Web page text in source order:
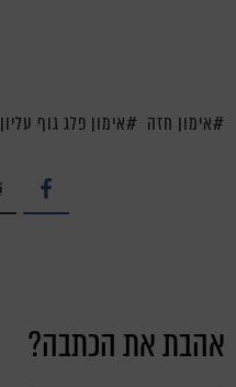
אימון חזה אימון פלג גוף עליון
אהבת את הכתבה?